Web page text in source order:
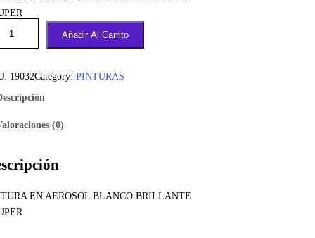
Añadir Al Carrito
19032Category: PINTURAS
(0)
EN AEROSOL BLANCO BRILLANTE